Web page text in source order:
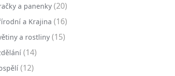
a panenky (20)
a Krajina (16)
a rostliny (15)
(14)
(12)